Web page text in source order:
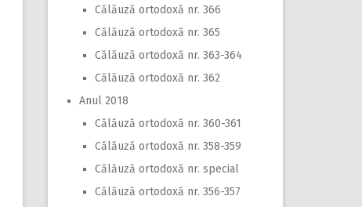
Călăuză ortodoxă nr. 366
Călăuză ortodoxă nr. 365
Călăuză ortodoxă nr. 363-364
Călăuză ortodoxă nr. 362
Anul 2018
Călăuză ortodoxă nr. 360-361
Călăuză ortodoxă nr. 358-359
Călăuză ortodoxă nr. special
Călăuză ortodoxă nr. 356-357